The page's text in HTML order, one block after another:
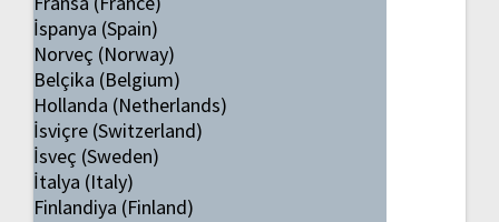
İspanya (Spain)
Norveç (Norway)
Belçika (Belgium)
Hollanda (Netherlands)
İsviçre (Switzerland)
İsveç (Sweden)
İtalya (Italy)
Finlandiya (Finland)